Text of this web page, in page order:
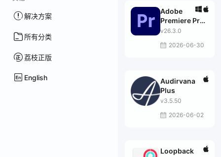
解决方案
所有分类
荔枝正版
English
Adobe
Premiere Pro
2026
v26.3.0
2026-06-30
Audirvana
Plus
v3.5.50
2026-06-02
Loopback